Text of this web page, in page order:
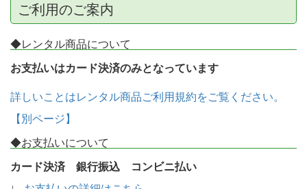
ご利用のご案内
◆レンタル商品について
お支払いはカード決済のみとなっています
詳しいことはレンタル商品ご利用規約をご覧ください。
【別ページ】
◆お支払いについて
カード決済 銀行振込 コンビニ払い